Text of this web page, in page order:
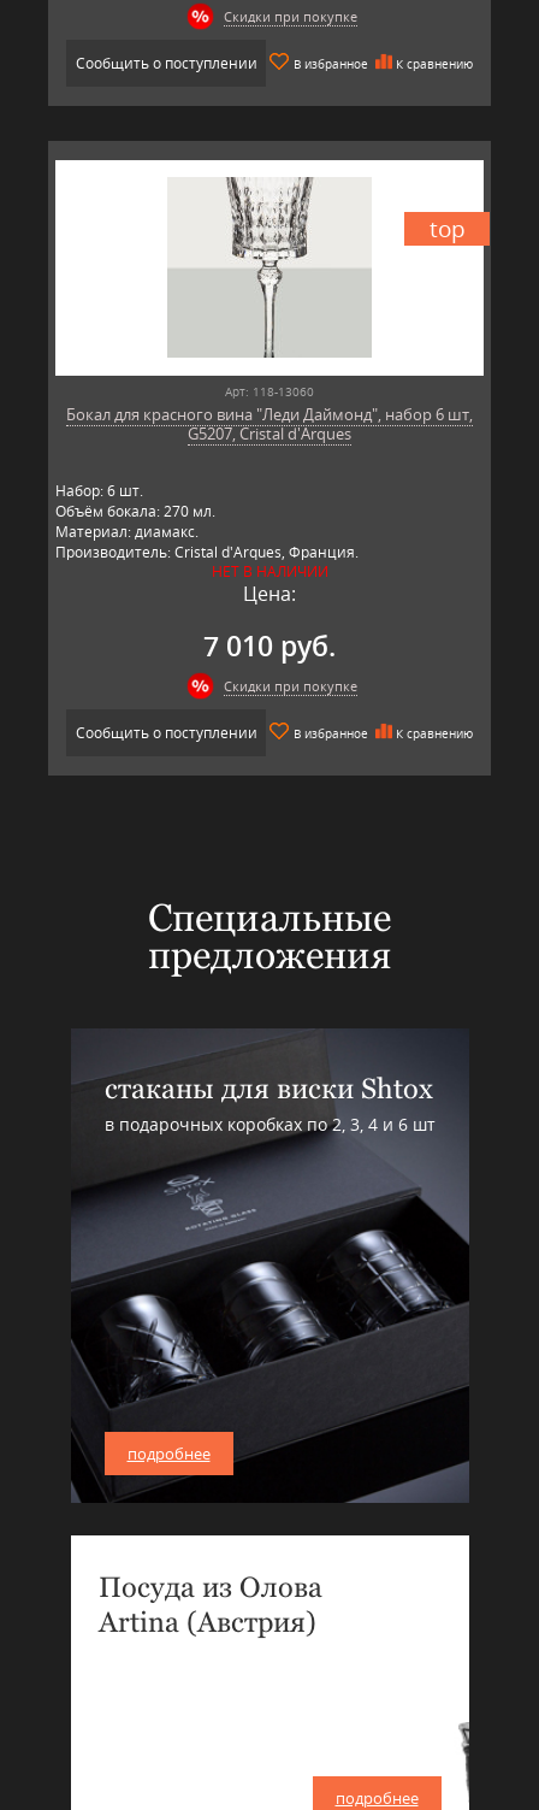
Скидки при покупке
Сообщить о поступлении В избранное К сравнению
top
Арт: 118-13060
Бокал для красного вина "Леди Даймонд", набор 6 шт,
G5207, Cristal d'Arques
Набор: 6 шт.
Объём бокала: 270 мл.
Материал: диамакс.
Производитель: Cristal d'Arques, Франция.
НЕТ В НАЛИЧИИ
Цена:
7 010 руб.
Скидки при покупке
Сообщить о поступлении В избранное К сравнению
Специальные
предложения
стаканы для виски Shtox
в подарочных коробках по 2, 3, 4 и 6 шт
подробнее
Посуда из Олова
Artina (Австрия)
подробнее